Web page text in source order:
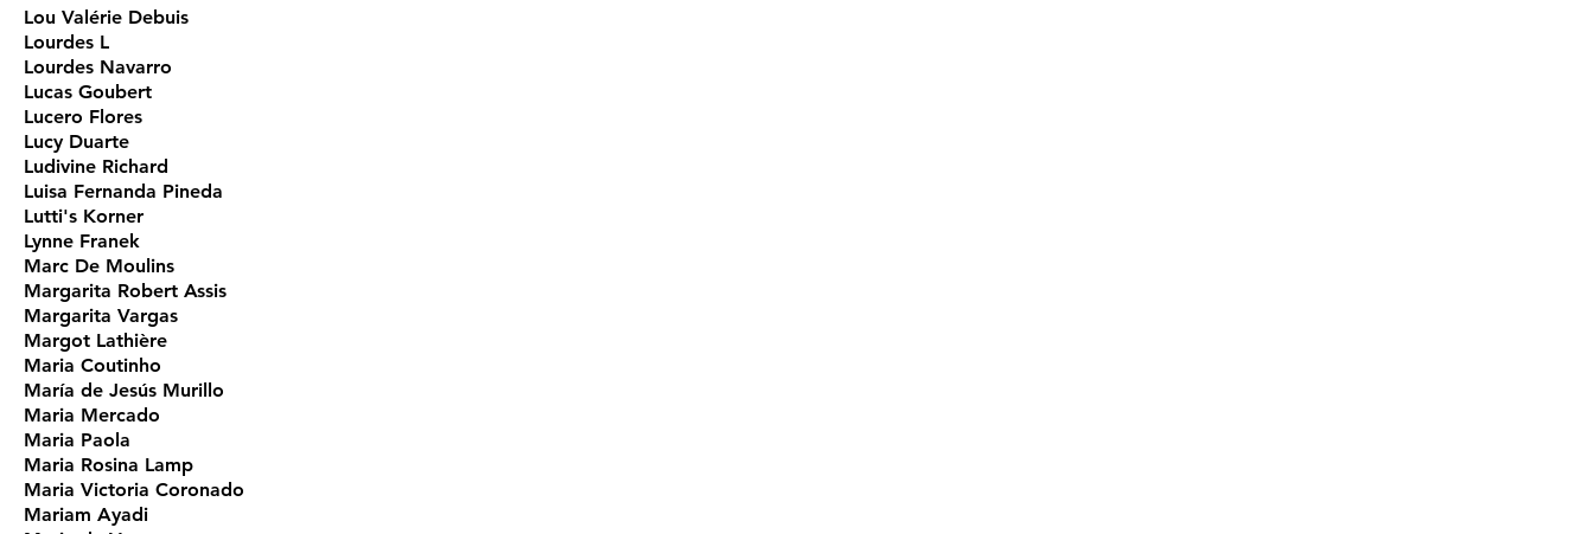
Lou Valérie Debuis
Lourdes L
Lourdes Navarro
Lucas Goubert
Lucero Flores
Lucy Duarte
Ludivine Richard
Luisa Fernanda Pineda
Lutti's Korner
Lynne Franek
Marc De Moulins
Margarita Robert Assis
Margarita Vargas
Margot Lathière
Maria Coutinho
María de Jesús Murillo
Maria Mercado
Maria Paola
Maria Rosina Lamp
Maria Victoria Coronado
Mariam Ayadi